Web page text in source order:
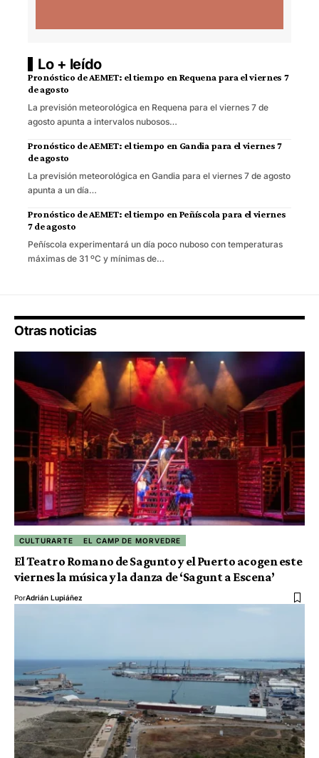
Lo + leído
Pronóstico de AEMET: el tiempo en Requena para el viernes 7
de agosto
La previsión meteorológica en Requena para el viernes 7 de
agosto apunta a intervalos nubosos…
Pronóstico de AEMET: el tiempo en Gandia para el viernes 7
de agosto
La previsión meteorológica en Gandia para el viernes 7 de agosto
apunta a un día…
Pronóstico de AEMET: el tiempo en Peñíscola para el viernes
7 de agosto
Peñíscola experimentará un día poco nuboso con temperaturas
máximas de 31 ºC y mínimas de…
Otras noticias
CULTURARTE EL CAMP DE MORVEDRE
El Teatro Romano de Sagunto y el Puerto acogen este
viernes la música y la danza de ‘Sagunt a Escena’
PorAdrián Lupiáñez